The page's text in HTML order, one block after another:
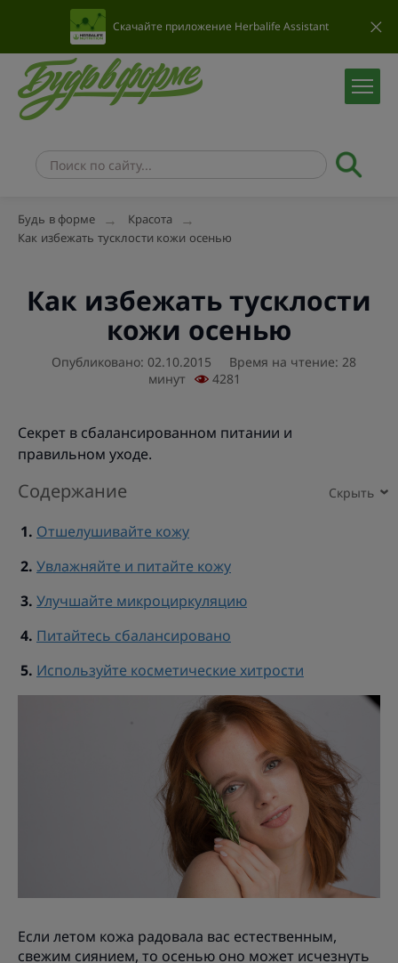
Скачайте приложение Herbalife Assistant
Будь в форме
Красота
Как избежать тусклости кожи осенью
Как избежать тусклости
кожи осенью
Опубликовано: 02.10.2015
Время на чтение: 28
минут
4281
Секрет в сбалансированном питании и
правильном уходе.
Содержание
Отшелушивайте кожу
Увлажняйте и питайте кожу
Улучшайте микроциркуляцию
Питайтесь сбалансировано
Используйте косметические хитрости
Если летом кожа радовала вас естественным,
свежим сиянием, то осенью оно может исчезнуть